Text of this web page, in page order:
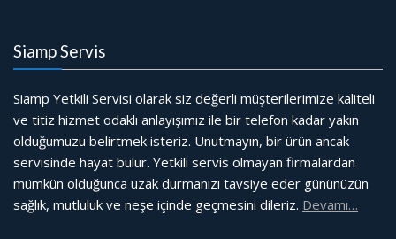
Siamp Servis
Siamp Yetkili Servisi olarak siz değerli müşterilerimize kaliteli
ve titiz hizmet odaklı anlayışımız ile bir telefon kadar yakın
olduğumuzu belirtmek isteriz. Unutmayın, bir ürün ancak
servisinde hayat bulur. Yetkili servis olmayan firmalardan
mümkün olduğunca uzak durmanızı tavsiye eder gününüzün
sağlık, mutluluk ve neşe içinde geçmesini dileriz. Devamı…